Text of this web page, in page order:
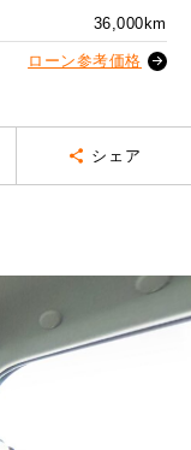
12,800 円
円
201.7 万円
万円
36,000km
ローン参考価格
シェア